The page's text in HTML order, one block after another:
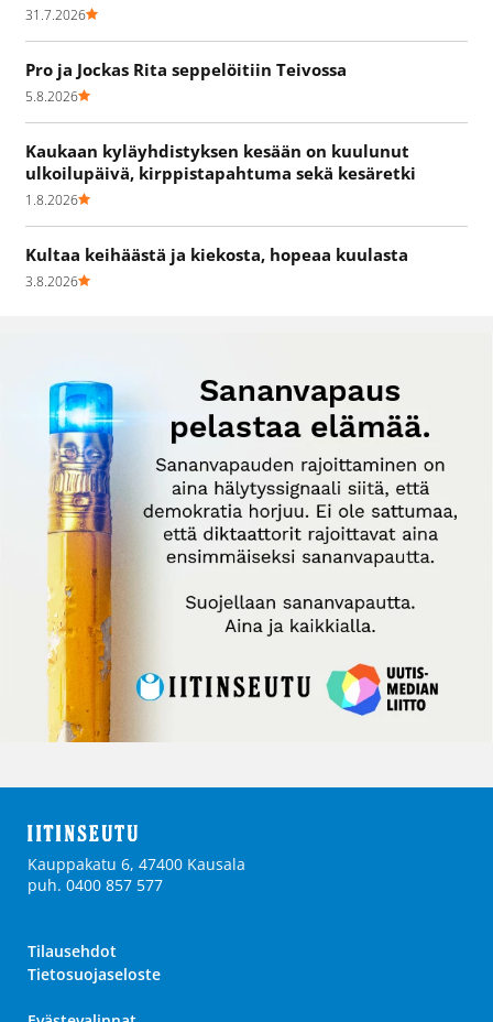
31.7.2026
Pro ja Jockas Rita seppelöitiin Teivossa
5.8.2026
Kaukaan kyläyhdistyksen kesään on kuulunut
ulkoilupäivä, kirppistapahtuma sekä kesäretki
1.8.2026
Kultaa keihäästä ja kiekosta, hopeaa kuulasta
3.8.2026
Kauppakatu 6, 47400 Kausala
puh. 0400 857 577
Tilausehdot
Tietosuojaseloste